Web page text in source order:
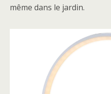
même dans le jardin.